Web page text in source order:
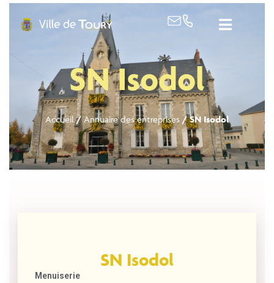
SN Isodol
Accueil/Annuaire des entreprises /SN Isodol
SN Isodol
Menuiserie